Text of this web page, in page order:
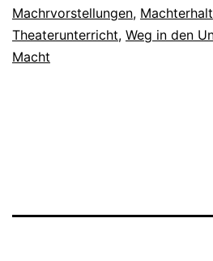
Machrvorstellungen, Machterhalt
Theaterunterricht, Weg in den
Macht